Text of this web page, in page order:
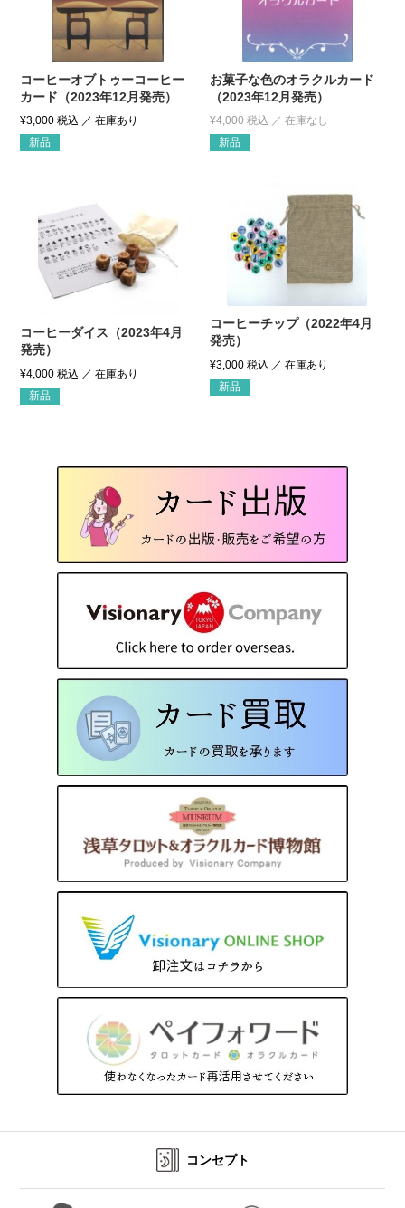
コーヒーオブトゥーコーヒー
カード（2023年12月発売）
¥3,000 税込
新品
お菓子な色のオラクルカード
（2023年12月発売）
¥4,000 税込
新品
コーヒーダイス（2023年4月
発売）
¥4,000 税込
新品
コーヒーチップ（2022年4月
発売）
¥3,000 税込
新品
コンセプト